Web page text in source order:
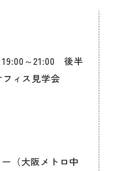
19:00～21:00 後半
ィス見学会
（大阪メトロ中